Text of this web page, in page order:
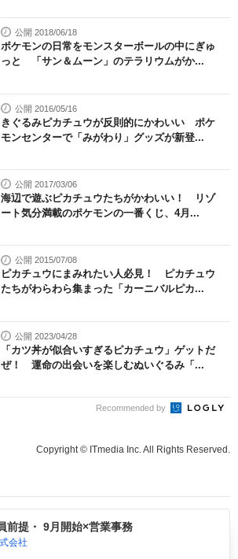
公開 2018/06/18
ポケモンの日常をモンスターボールの中にぎゅ
っと 「サン＆ムーン」のテラリウムがか...
公開 2016/05/16
きぐるみピカチュウが反則的にかわいい ポケ
モンセンターで「みがわり」グッズが新登...
公開 2017/03/06
海辺で遊ぶピカチュウたちがかわいい！ リゾ
ート気分満載のポケモンの一番くじ、4月...
公開 2015/07/08
ピカチュウにまみれたい人必見！ ピカチュウ
たちがわらわら集まった「カーニバルピカ...
公開 2023/04/28
「カツ丼が似合いすぎるピカチュウ」ゲットだ
ぜ！ 運命の出会いを楽しむぬいぐるみ「...
Recommended by
Copyright © ITmedia Inc. All Rights Reserved.
前提・ 9月開始×営業事務
会社